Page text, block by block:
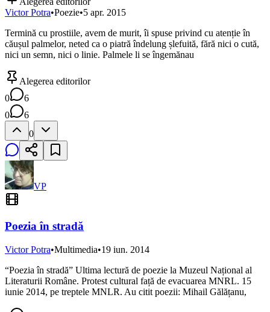
Victor Potra•Poezie•5 apr. 2015
Termină cu prostiile, avem de murit, îi spuse privind cu atenție în
căușul palmelor, neted ca o piatră îndelung șlefuită, fără nici o cută,
nici un semn, nici o linie. Palmele li se îngemănau
Alegerea editorilor
0
6
0
6
0
VP
Poezia în stradă
Victor Potra•Multimedia•19 iun. 2014
“Poezia în stradă” Ultima lectură de poezie la Muzeul Național al
Literaturii Române. Protest cultural față de evacuarea MNRL. 15
iunie 2014, pe treptele MNLR. Au citit poezii: Mihail Gălățanu,